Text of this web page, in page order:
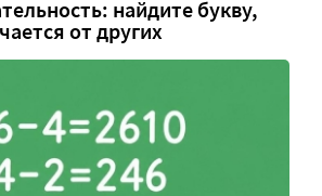
найдите букву,
от других